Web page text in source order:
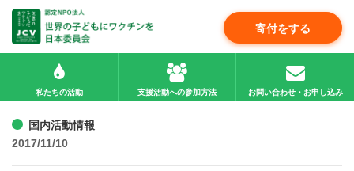
寄付をする
私たちの活動 支援活動への参加方法 お問い合わせ・お申し込み
国内活動情報
2017/11/10